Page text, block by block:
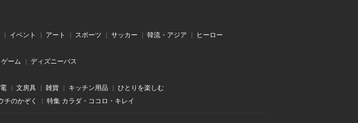
イベント アート スポーツ サッカー 韓流・アジア ヒーロー
ーム ディズニーパス
文房具 雑貨 キッチン用品 ひとりを楽しむ
チのかぞく 特集 カラダ・ココロ・キレイ